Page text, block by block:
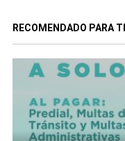
RECOMENDADO PARA TI